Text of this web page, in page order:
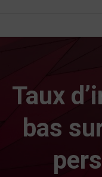
Taux
bas